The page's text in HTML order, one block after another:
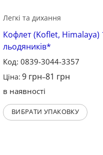
Легкі та дихання
Кофлет (Koflet, Himalaya)
льодяників*
Код: 0839-3044-3357
Ціна: 9 грн–81 грн
в наявності
ВИБРАТИ УПАКОВКУ